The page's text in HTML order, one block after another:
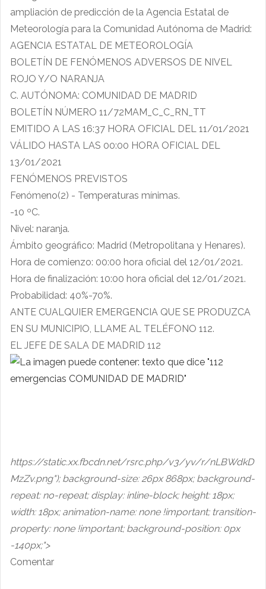
ampliación de predicción de la Agencia Estatal de
Meteorología para la Comunidad Autónoma de Madrid:
AGENCIA ESTATAL DE METEOROLOGÍA
BOLETÍN DE FENÓMENOS ADVERSOS DE NIVEL
ROJO Y/O NARANJA
C. AUTÓNOMA: COMUNIDAD DE MADRID
BOLETÍN NÚMERO 11/72MAM_C_C_RN_TT
EMITIDO A LAS 16:37 HORA OFICIAL DEL 11/01/2021
VÁLIDO HASTA LAS 00:00 HORA OFICIAL DEL
13/01/2021
FENÓMENOS PREVISTOS
Fenómeno(2) - Temperaturas mínimas.
-10 ºC.
Nivel: naranja.
Ámbito geográfico: Madrid (Metropolitana y Henares).
Hora de comienzo: 00:00 hora oficial del 12/01/2021.
Hora de finalización: 10:00 hora oficial del 12/01/2021.
Probabilidad: 40%-70%.
ANTE CUALQUIER EMERGENCIA QUE SE PRODUZCA
EN SU MUNICIPIO, LLAME AL TELÉFONO 112.
EL JEFE DE SALA DE MADRID 112
https://static.xx.fbcdn.net/rsrc.php/v3/yv/r/nLBWdkD
MzZv.png"); background-size: 26px 868px; background-
repeat: no-repeat; display: inline-block; height: 18px;
width: 18px; animation-name: none !important; transition-
property: none !important; background-position: 0px
-140px;">
Comentar